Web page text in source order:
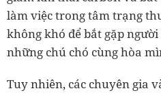
làm việc trong tâm trạng
không khó để bắt gặp
những chú chó cùng hòa
Tuy nhiên, các chuyên gia